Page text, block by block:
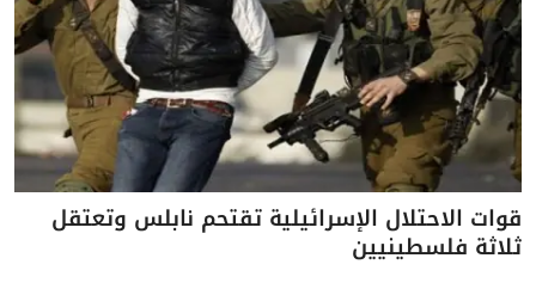
قوات الاحتلال الإسرائيلية تقتحم نابلس وتعتقل
ثلاثة فلسطينيين